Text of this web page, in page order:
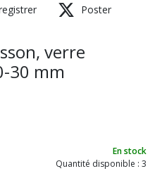
Poster
verre
30 mm
En stock
Quantité disponible : 3